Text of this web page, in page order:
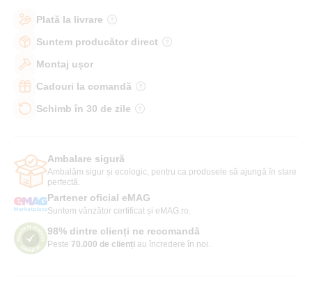
Plată la livrare
Suntem producător direct
Montaj ușor
Cadouri la comandă
Schimb în 30 de zile
Ambalare sigură
Ambalăm sigur și ecologic, pentru ca produsele să ajungă în stare
perfectă.
Partener oficial eMAG
Suntem vânzător certificat și eMAG.ro.
98% dintre clienți ne recomandă
Peste 70.000 de clienți au încredere în noi.